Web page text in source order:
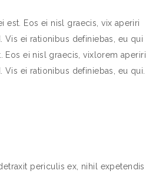
Eos ei nisl graecis, vix aperiri
Vis ei rationibus definiebas, eu qui
ei nisl graecis, vixlorem aperiri
ei rationibus definiebas, eu qui.
periculis ex, nihil expetendis